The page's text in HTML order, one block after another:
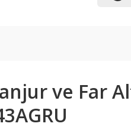
ve Far